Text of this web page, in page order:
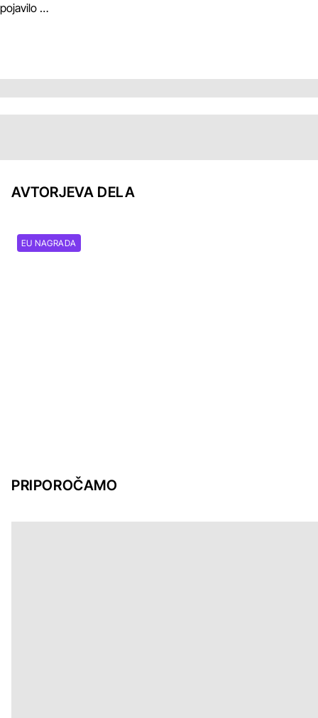
pojavilo …
AVTORJEVA DELA
EU NAGRADA
PRIPOROČAMO